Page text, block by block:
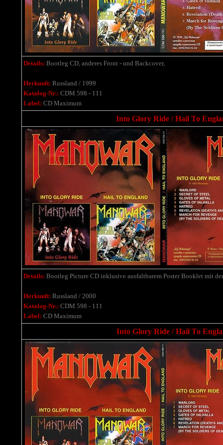
Details: Bootleg CD, anderes Front - und Backcover,
Herkunft: Russland / 1999
Katalog-Nr.: CDM 598 - 111
Label: CD Maximum
Into Glory Ride / Hail To
Details: Bootleg Picture CD inklusive ausfaltbarem Poster Booklet mit
Herkunft: Russland / 2000
Katalog-Nr.: CDM 598 - 111
Label: CD Maximum
Into Glory Ride / Hail To